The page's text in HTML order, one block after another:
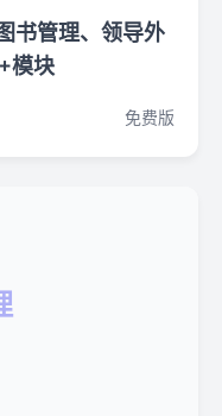
书管理、领导外
模块
免费版